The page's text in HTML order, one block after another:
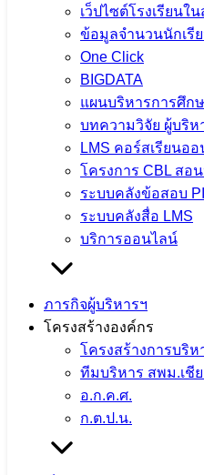
เว็ปไซต์โรงเรียนใ
ข้อมูลจำนวนนักเรี
One Click
BIGDATA
แผนบริหารการศึก
บทความวิจัย ผู้บริห
LMS คอร์สเรียนอ
โครงการ CBL สอ
ระบบคลังข้อสอบ
ระบบคลังสื่อ LMS
บริการออนไลน์
ภารกิจผู้บริหารฯ
โครงสร้างองค์กร
โครงสร้างการบริห
ทีมบริหาร สพม.เชีย
อ.ก.ค.ศ.
ก.ต.ป.น.
มหามงคล เฉลิมพร
๒๘ กรกฎาคม ๒๕๖๗
24 กรกฎาคม 202424 กร
ข่าวประชาสัม